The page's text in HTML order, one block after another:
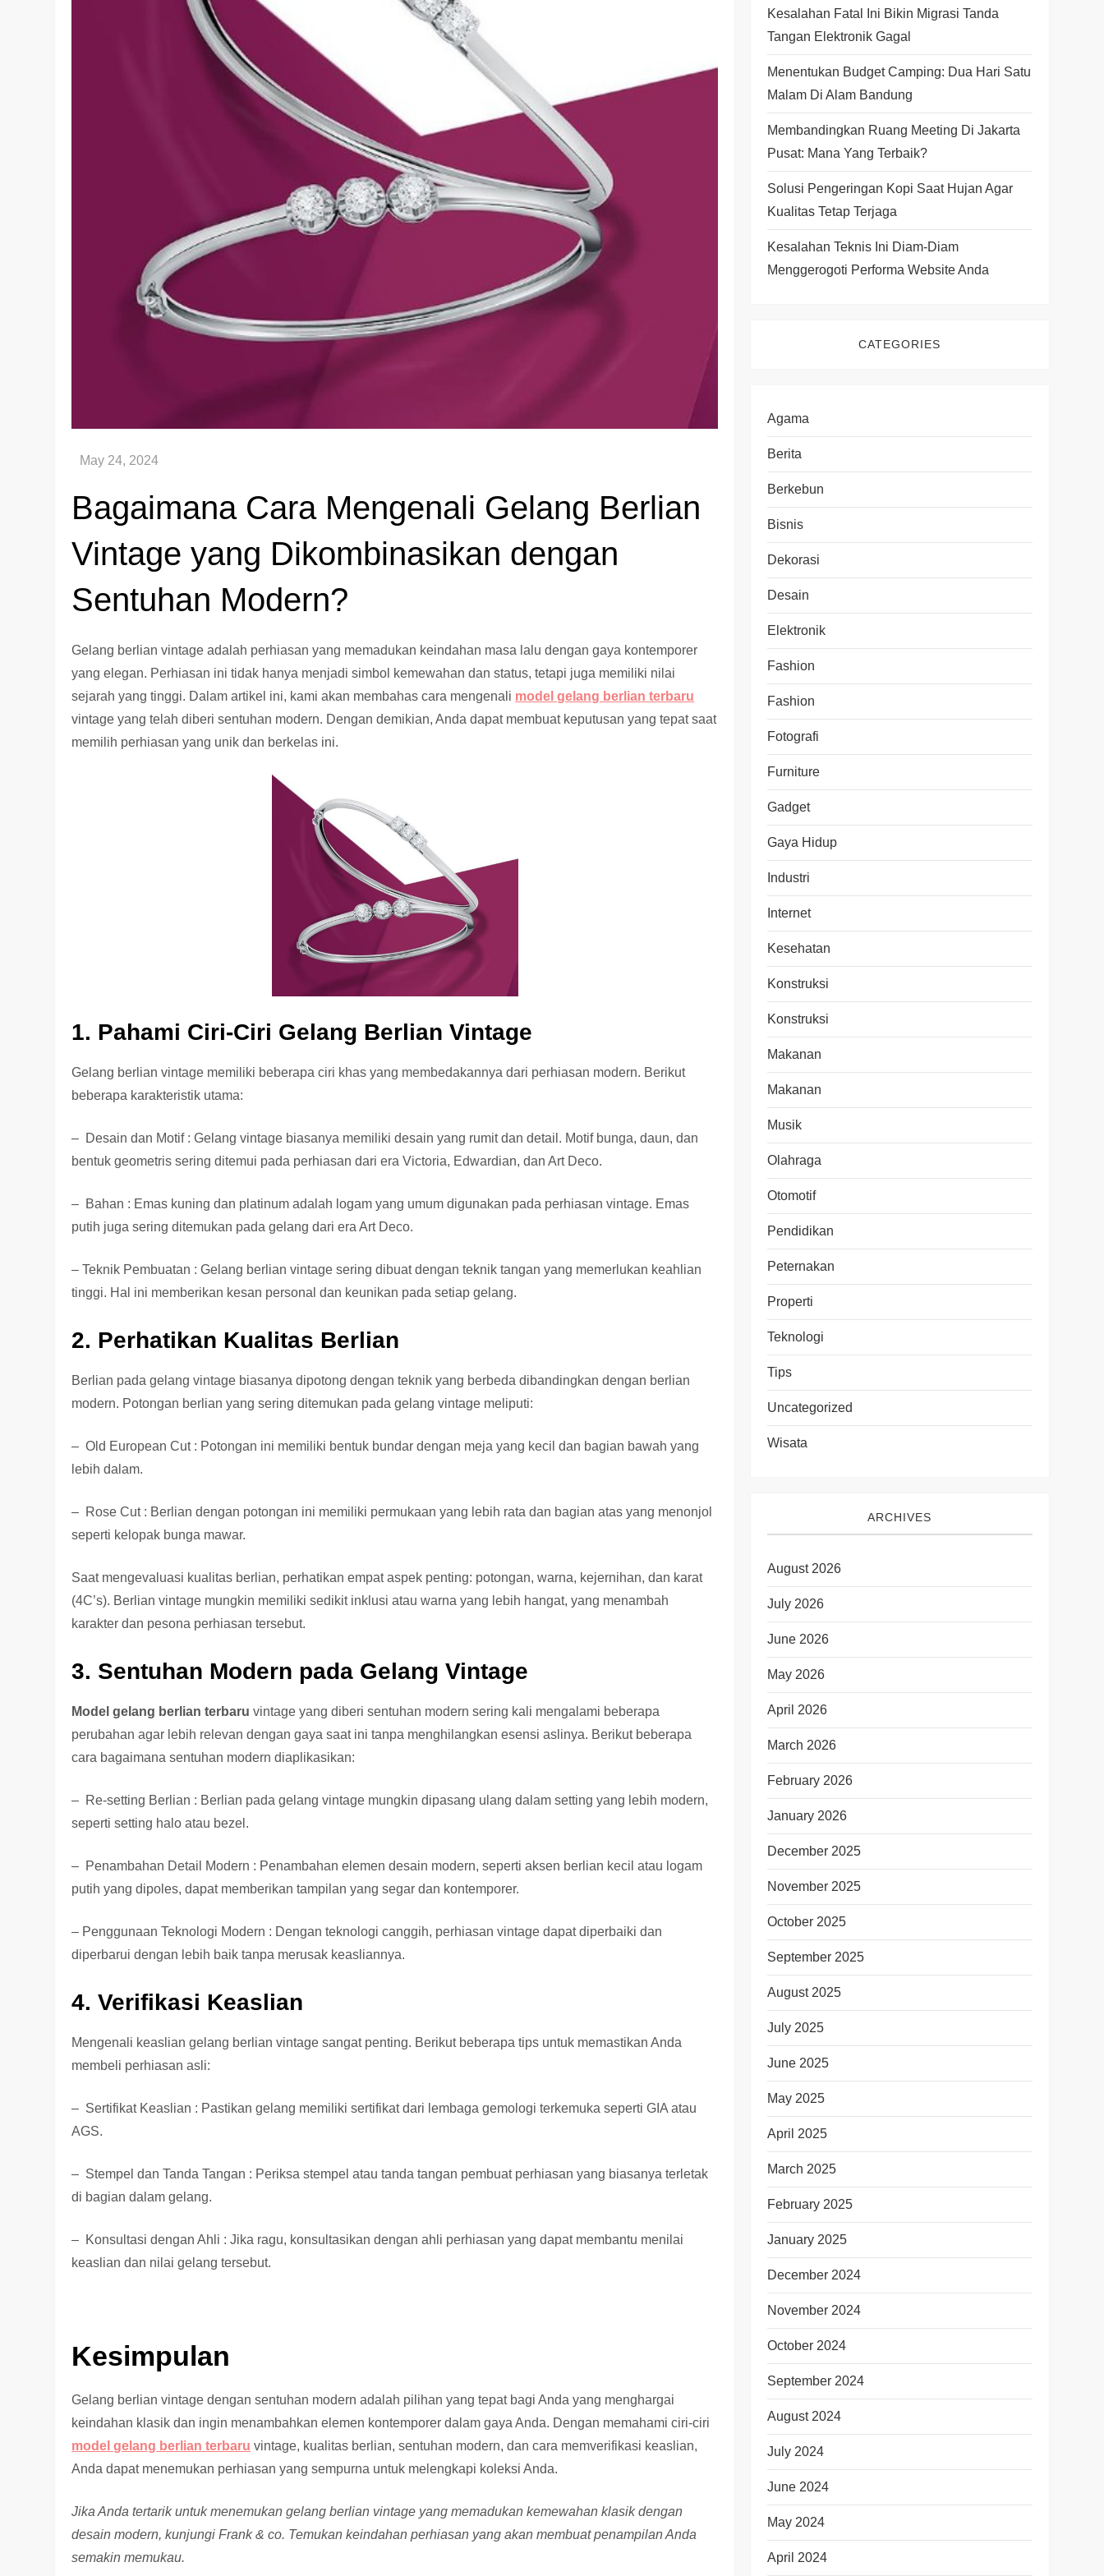
Bagaimana Cara Mengenali Gelang Berlian
Vintage yang Dikombinasikan dengan
Sentuhan Modern?
Gelang berlian vintage adalah perhiasan yang memadukan keindahan masa lalu dengan gaya kontemporer
yang elegan. Perhiasan ini tidak hanya menjadi simbol kemewahan dan status, tetapi juga memiliki nilai
sejarah yang tinggi. Dalam artikel ini, kami akan membahas cara mengenali model gelang berlian terbaru
vintage yang telah diberi sentuhan modern. Dengan demikian, Anda dapat membuat keputusan yang tepat saat
memilih perhiasan yang unik dan berkelas ini.
1. Pahami Ciri-Ciri Gelang Berlian Vintage
Gelang berlian vintage memiliki beberapa ciri khas yang membedakannya dari perhiasan modern. Berikut
beberapa karakteristik utama:
– Desain dan Motif : Gelang vintage biasanya memiliki desain yang rumit dan detail. Motif bunga, daun, dan
bentuk geometris sering ditemui pada perhiasan dari era Victoria, Edwardian, dan Art Deco.
– Bahan : Emas kuning dan platinum adalah logam yang umum digunakan pada perhiasan vintage. Emas
putih juga sering ditemukan pada gelang dari era Art Deco.
– Teknik Pembuatan : Gelang berlian vintage sering dibuat dengan teknik tangan yang memerlukan keahlian
tinggi. Hal ini memberikan kesan personal dan keunikan pada setiap gelang.
2. Perhatikan Kualitas Berlian
Berlian pada gelang vintage biasanya dipotong dengan teknik yang berbeda dibandingkan dengan berlian
modern. Potongan berlian yang sering ditemukan pada gelang vintage meliputi:
– Old European Cut : Potongan ini memiliki bentuk bundar dengan meja yang kecil dan bagian bawah yang
lebih dalam.
– Rose Cut : Berlian dengan potongan ini memiliki permukaan yang lebih rata dan bagian atas yang menonjol
seperti kelopak bunga mawar.
Saat mengevaluasi kualitas berlian, perhatikan empat aspek penting: potongan, warna, kejernihan, dan karat
(4C’s). Berlian vintage mungkin memiliki sedikit inklusi atau warna yang lebih hangat, yang menambah
karakter dan pesona perhiasan tersebut.
3. Sentuhan Modern pada Gelang Vintage
Model gelang berlian terbaru vintage yang diberi sentuhan modern sering kali mengalami beberapa
perubahan agar lebih relevan dengan gaya saat ini tanpa menghilangkan esensi aslinya. Berikut beberapa
cara bagaimana sentuhan modern diaplikasikan:
– Re-setting Berlian : Berlian pada gelang vintage mungkin dipasang ulang dalam setting yang lebih modern,
seperti setting halo atau bezel.
– Penambahan Detail Modern : Penambahan elemen desain modern, seperti aksen berlian kecil atau logam
putih yang dipoles, dapat memberikan tampilan yang segar dan kontemporer.
– Penggunaan Teknologi Modern : Dengan teknologi canggih, perhiasan vintage dapat diperbaiki dan
diperbarui dengan lebih baik tanpa merusak keasliannya.
4. Verifikasi Keaslian
Mengenali keaslian gelang berlian vintage sangat penting. Berikut beberapa tips untuk memastikan Anda
membeli perhiasan asli:
– Sertifikat Keaslian : Pastikan gelang memiliki sertifikat dari lembaga gemologi terkemuka seperti GIA atau
AGS.
– Stempel dan Tanda Tangan : Periksa stempel atau tanda tangan pembuat perhiasan yang biasanya terletak
di bagian dalam gelang.
– Konsultasi dengan Ahli : Jika ragu, konsultasikan dengan ahli perhiasan yang dapat membantu menilai
keaslian dan nilai gelang tersebut.
Kesimpulan
Gelang berlian vintage dengan sentuhan modern adalah pilihan yang tepat bagi Anda yang menghargai
keindahan klasik dan ingin menambahkan elemen kontemporer dalam gaya Anda. Dengan memahami ciri-ciri
model gelang berlian terbaru vintage, kualitas berlian, sentuhan modern, dan cara memverifikasi keaslian,
Anda dapat menemukan perhiasan yang sempurna untuk melengkapi koleksi Anda.
Jika Anda tertarik untuk menemukan gelang berlian vintage yang memadukan kemewahan klasik dengan
desain modern, kunjungi Frank & co. Temukan keindahan perhiasan yang akan membuat penampilan Anda
semakin memukau.
Kesalahan Fatal Ini Bikin Migrasi Tanda
Tangan Elektronik Gagal
Menentukan Budget Camping: Dua Hari Satu
Malam Di Alam Bandung
Membandingkan Ruang Meeting Di Jakarta
Pusat: Mana Yang Terbaik?
Solusi Pengeringan Kopi Saat Hujan Agar
Kualitas Tetap Terjaga
Kesalahan Teknis Ini Diam-Diam
Menggerogoti Performa Website Anda
CATEGORIES
Agama
Berita
Berkebun
Bisnis
Dekorasi
Desain
Elektronik
Fashion
Fashion
Fotografi
Furniture
Gadget
Gaya Hidup
Industri
Internet
Kesehatan
Konstruksi
Konstruksi
Makanan
Makanan
Musik
Olahraga
Otomotif
Pendidikan
Peternakan
Properti
Teknologi
Tips
Uncategorized
Wisata
ARCHIVES
August 2026
July 2026
June 2026
May 2026
April 2026
March 2026
February 2026
January 2026
December 2025
November 2025
October 2025
September 2025
August 2025
July 2025
June 2025
May 2025
April 2025
March 2025
February 2025
January 2025
December 2024
November 2024
October 2024
September 2024
August 2024
July 2024
June 2024
May 2024
April 2024